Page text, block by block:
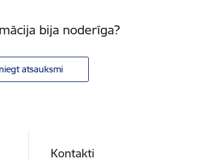
bija noderīga?
atsauksmi
Kontakti